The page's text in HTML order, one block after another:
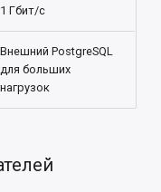
1 Гбит/с
Внешний PostgreSQL
для больших
нагрузок